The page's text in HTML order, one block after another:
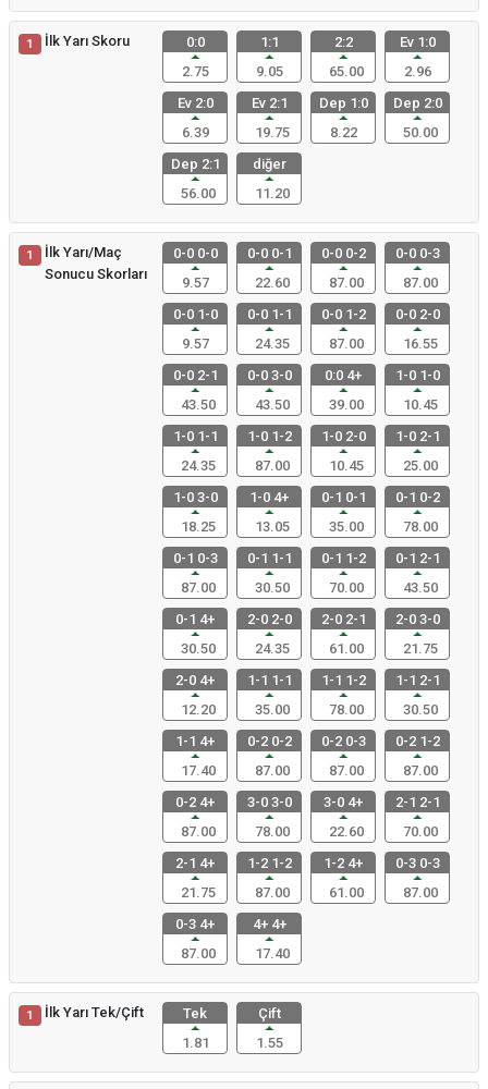
1 İlk Yarı Skoru
0:0
2.75
1:1
9.05
2:2
65.00
Ev 1:0
2.96
Ev 2:0
6.39
Ev 2:1
19.75
Dep 1:0
8.22
Dep 2:0
50.00
Dep 2:1
56.00
diğer
11.20
1
İlk Yarı/Maç
Sonucu Skorları
0-0 0-0
9.57
0-0 0-1
22.60
0-0 0-2
87.00
0-0 0-3
87.00
0-0 1-0
9.57
0-0 1-1
24.35
0-0 1-2
87.00
0-0 2-0
16.55
0-0 2-1
43.50
0-0 3-0
43.50
0:0 4+
39.00
1-0 1-0
10.45
1-0 1-1
24.35
1-0 1-2
87.00
1-0 2-0
10.45
1-0 2-1
25.00
1-0 3-0
18.25
1-0 4+
13.05
0-1 0-1
35.00
0-1 0-2
78.00
0-1 0-3
87.00
0-1 1-1
30.50
0-1 1-2
70.00
0-1 2-1
43.50
0-1 4+
30.50
2-0 2-0
24.35
2-0 2-1
61.00
2-0 3-0
21.75
2-0 4+
12.20
1-1 1-1
35.00
1-1 1-2
78.00
1-1 2-1
30.50
1-1 4+
17.40
0-2 0-2
87.00
0-2 0-3
87.00
0-2 1-2
87.00
0-2 4+
87.00
3-0 3-0
78.00
3-0 4+
22.60
2-1 2-1
70.00
2-1 4+
21.75
1-2 1-2
87.00
1-2 4+
61.00
0-3 0-3
87.00
0-3 4+
87.00
4+ 4+
17.40
1 İlk Yarı Tek/Çift
Tek
1.81
Çift
1.55